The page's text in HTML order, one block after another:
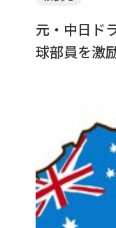
元・中日ド
球部員を激